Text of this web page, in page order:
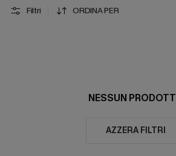
Filtri ORDINA PER
NESSUN
AZZERA FILTRI